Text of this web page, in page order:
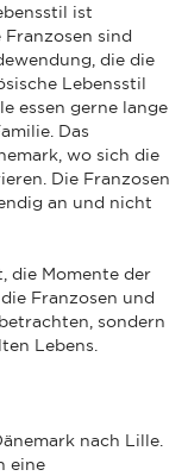
ist
sind
die die
Lebensstil
essen gerne lange
Das
wo sich die
Die Franzosen
an und nicht
die Momente der
Franzosen und
sondern
Lebens.
nach Lille.
eine